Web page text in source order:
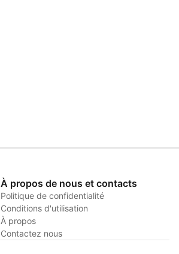
À propos de nous et contacts
Politique de confidentialité
Conditions d'utilisation
À propos
Contactez nous